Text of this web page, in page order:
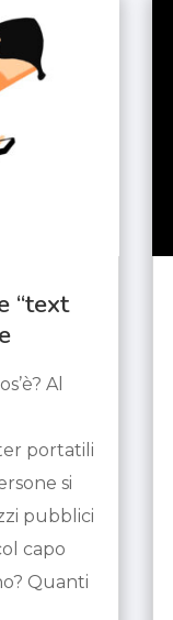
“text
Al
portatili
si
pubblici
capo
Quanti